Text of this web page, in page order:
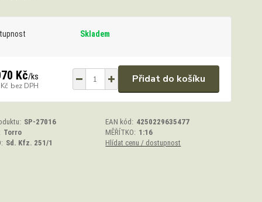
Skladem
Kč/ks
bez DPH
Přidat do košíku
SP-27016 EAN kód: 4250229635477
Torro MĚŘÍTKO: 1:16
Sd. Kfz. 251/1 Hlídat cenu / dostupnost